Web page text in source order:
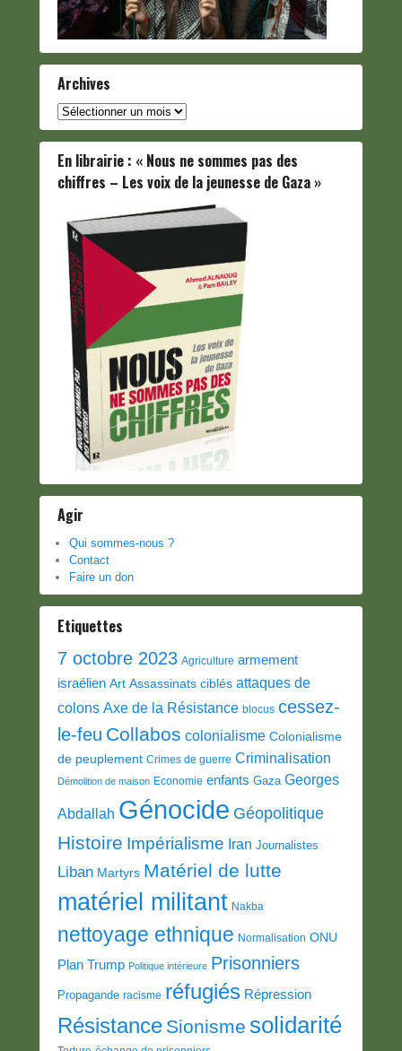
Archives
Archives
En librairie : « Nous ne sommes pas des
chiffres – Les voix de la jeunesse de Gaza »
Agir
Qui sommes-nous ?
Contact
Faire un don
Etiquettes
7 octobre 2023 Agriculture armement
israélien Art Assassinats ciblés attaques de
colons Axe de la Résistance blocus cessez-
le-feu Collabos colonialisme Colonialisme
de peuplement Crimes de guerre Criminalisation
Démolition de maison Economie enfants Gaza Georges
Abdallah Génocide Géopolitique
Histoire Impérialisme Iran Journalistes
Liban Martyrs Matériel de lutte
matériel militant Nakba
nettoyage ethnique Normalisation ONU
Plan Trump Politique intérieure Prisonniers
Propagande racisme réfugiés Répression
Résistance Sionisme solidarité